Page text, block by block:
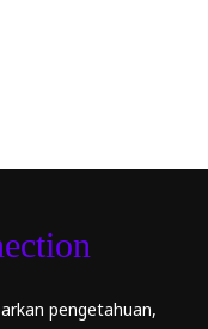
pengetahuan,